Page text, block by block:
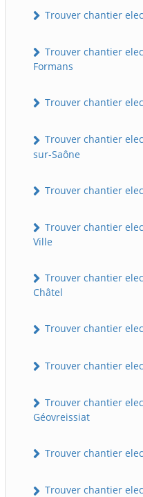
Trouver chantier
Trouver chantier
Formans
Trouver chantier
Trouver chantier
sur-Saône
Trouver chantier
Trouver chantier
Ville
Trouver chantier
Châtel
Trouver chantier
Trouver chantier
Trouver chantier
Géovreissiat
Trouver chantier
Trouver chantier